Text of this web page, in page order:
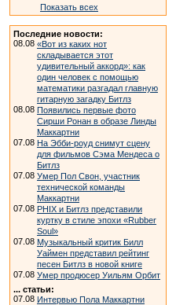
Показать всех
Последние новости:
08.08 «Вот из каких нот
складывается этот
удивительный аккорд»: как
один человек с помощью
математики разгадал главную
гитарную загадку Битлз
08.08 Появились первые фото
Сирши Ронан в образе Линды
Маккартни
07.08 На Эбби-роуд снимут сцену
для фильмов Сэма Мендеса о
Битлз
07.08 Умер Пол Свон, участник
технической команды
Маккартни
07.08 PHIX и Битлз представили
куртку в стиле эпохи «Rubber
Soul»
07.08 Музыкальный критик Билл
Уаймен представил рейтинг
песен Битлз в новой книге
07.08 Умер продюсер Уильям Орбит
... статьи:
07.08 Интервью Пола Маккартни